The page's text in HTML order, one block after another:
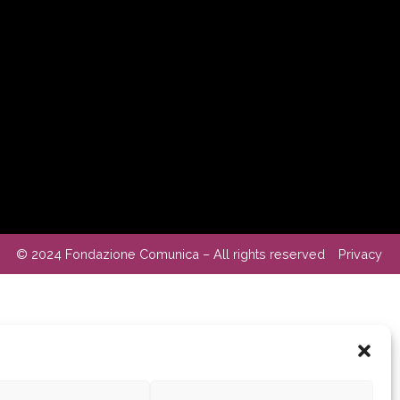
© 2024 Fondazione Comunica – All rights reserved Privacy